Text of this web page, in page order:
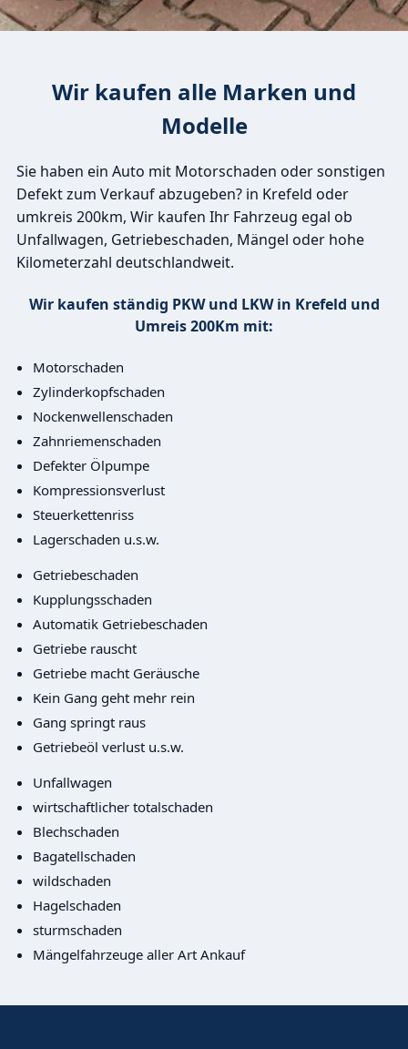
Wir kaufen alle Marken und
Modelle
Sie haben ein Auto mit Motorschaden oder sonstigen
Defekt zum Verkauf abzugeben? in Krefeld oder
umkreis 200km, Wir kaufen Ihr Fahrzeug egal ob
Unfallwagen, Getriebeschaden, Mängel oder hohe
Kilometerzahl deutschlandweit.
Wir kaufen ständig PKW und LKW in Krefeld und
Umreis 200Km mit:
Motorschaden
Zylinderkopfschaden
Nockenwellenschaden
Zahnriemenschaden
Defekter Ölpumpe
Kompressionsverlust
Steuerkettenriss
Lagerschaden u.s.w.
Getriebeschaden
Kupplungsschaden
Automatik Getriebeschaden
Getriebe rauscht
Getriebe macht Geräusche
Kein Gang geht mehr rein
Gang springt raus
Getriebeöl verlust u.s.w.
Unfallwagen
wirtschaftlicher totalschaden
Blechschaden
Bagatellschaden
wildschaden
Hagelschaden
sturmschaden
Mängelfahrzeuge aller Art Ankauf